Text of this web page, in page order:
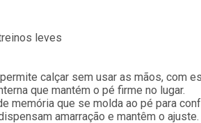
leves
calçar sem usar as mãos, com
que mantém o pé firme no lugar.
memória que se molda ao pé para
amarração e mantêm o ajuste.